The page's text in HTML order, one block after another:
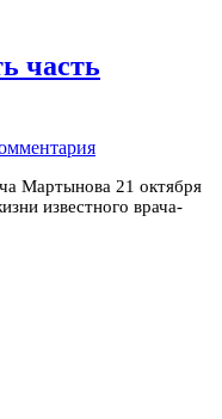
часть
Мартынова 21 октября
известного врача-